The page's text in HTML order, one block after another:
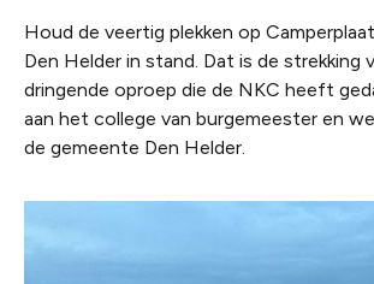
Houd de veertig plekken op
Den Helder in stand. Dat is de strekking
dringende oproep die de NKC heeft
aan het college van burgemeester en
de gemeente Den Helder.